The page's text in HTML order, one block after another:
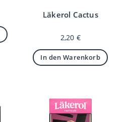
Läkerol Cactus
2,20 €
In den Warenkorb